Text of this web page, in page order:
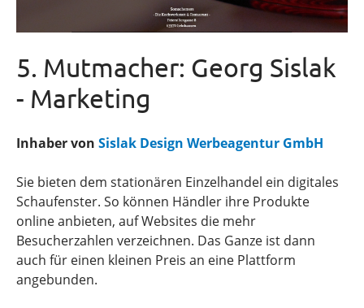
5. Mutmacher: Georg Sislak
- Marketing
Inhaber von Sislak Design Werbeagentur GmbH
Sie bieten dem stationären Einzelhandel ein digitales
Schaufenster. So können Händler ihre Produkte
online anbieten, auf Websites die mehr
Besucherzahlen verzeichnen. Das Ganze ist dann
auch für einen kleinen Preis an eine Plattform
angebunden.